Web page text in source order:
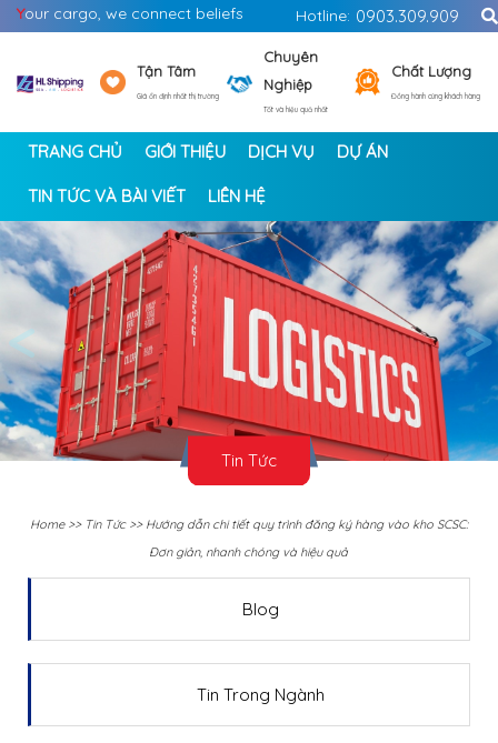
Your cargo, we connect beliefs Hotline: 0903.309.909
Tận Tâm
Giá ổn định nhất thị trường
Chuyên
Nghiệp
Tốt và hiệu quả nhất
Chất Lượng
Đồng hành cùng khách hàng
TRANG CHỦ GIỚI THIỆU DỊCH VỤ DỰ ÁN
TIN TỨC VÀ BÀI VIẾT LIÊN HỆ
< >
Tin Tức
Home>> Tin Tức>> Hướng dẫn chi tiết quy trình đăng ký hàng vào kho SCSC:
Đơn giản, nhanh chóng và hiệu quả
Blog
Tin Trong Ngành